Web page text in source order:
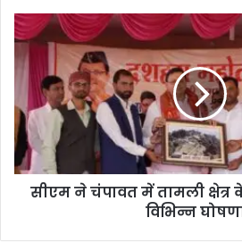
सीएम ने चंपावत में तामली
विभिन्न